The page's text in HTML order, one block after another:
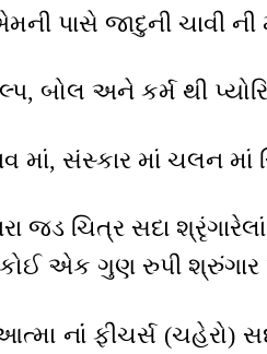
પાસે જાદુની ચાવી
બોલ અને કર્મ થી
માં, સંસ્કાર માં ચલન માં
જડ ચિત્ર સદા
એક ગુણ રુપી
આત્મા નાંં ફીચર્સ